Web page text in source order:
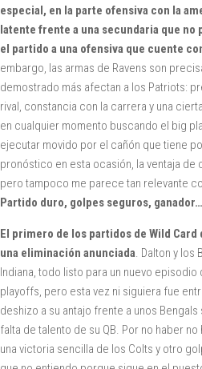
especial, en la parte ofensiva con la
latente frente a una secundaria que no
el partido a una ofensiva que cuente
embargo, las armas de Ravens son
demostrado más afectan a los Patriots:
rival, constancia con la carrera y una
en cualquier momento buscando el big
ejecutar movido por el cañón que tiene
pronóstico en esta ocasión, la ventaja
pero tampoco me parece tan relevante
Partido duro, golpes seguros,
El primero de los partidos de Wild
una eliminación anunciada. Dalton y los
Indiana, todo listo para un nuevo
playoffs, pero esta vez ni siguiera fue
deshizo a su antajo frente a unos
falta de talento de su QB. Por no haber
una victoria sencilla de los Colts y otro